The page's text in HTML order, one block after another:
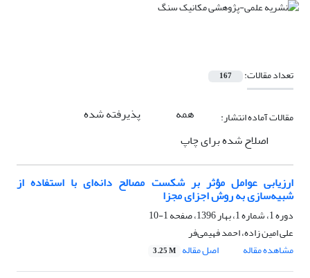
تعداد مقالات: 167
مقالات آماده انتشار: همه
پذیرفته شده
اصلاح شده برای چاپ
ارزیابی عوامل مؤثر بر شکست مصالح دانه‌ای با استفاده از
شبیه‌سازی به روش اجزای مجزا
دوره 1، شماره 1، بهار 1396، صفحه
1-10
علی امین زاده، احمد فهیمی‌فر
مشاهده مقاله
اصل مقاله 3.25 M